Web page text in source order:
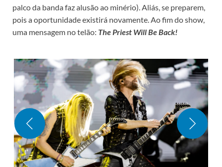
palco da banda faz alusão ao minério). Aliás, se preparem,
pois a oportunidade existirá novamente. Ao fim do show,
uma mensagem no telão: The Priest Will Be Back!